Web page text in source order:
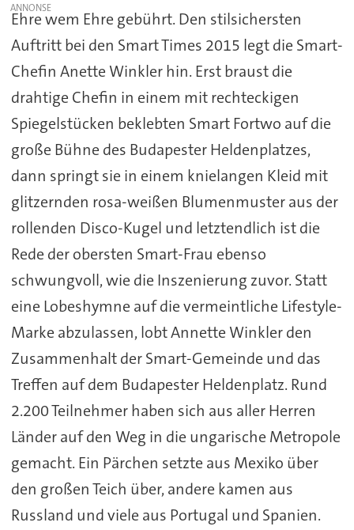
Ehre wem Ehre gebührt. Den stilsichersten
Auftritt bei den Smart Times 2015 legt die Smart-
Chefin Anette Winkler hin. Erst braust die
drahtige Chefin in einem mit rechteckigen
Spiegelstücken beklebten Smart Fortwo auf die
große Bühne des Budapester Heldenplatzes,
dann springt sie in einem knielangen Kleid mit
glitzernden rosa-weißen Blumenmuster aus der
rollenden Disco-Kugel und letztendlich ist die
Rede der obersten Smart-Frau ebenso
schwungvoll, wie die Inszenierung zuvor. Statt
eine Lobeshymne auf die vermeintliche Lifestyle-
Marke abzulassen, lobt Annette Winkler den
Zusammenhalt der Smart-Gemeinde und das
Treffen auf dem Budapester Heldenplatz. Rund
2.200 Teilnehmer haben sich aus aller Herren
Länder auf den Weg in die ungarische Metropole
gemacht. Ein Pärchen setzte aus Mexiko über
den großen Teich über, andere kamen aus
Russland und viele aus Portugal und Spanien.